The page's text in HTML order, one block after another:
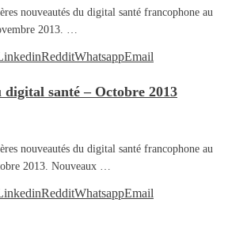
nouveautés du digital santé francophone au
2013. …
RedditWhatsappEmail
santé – Octobre 2013
nouveautés du digital santé francophone au
2013. Nouveaux …
RedditWhatsappEmail